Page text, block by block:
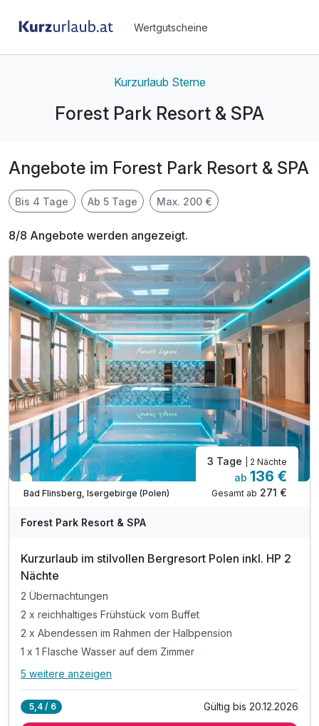
Wertgutscheine
Kurzurlaub Sterne
Forest Park Resort & SPA
Angebote im Forest Park Resort & SPA
Bis 4 Tage Ab 5 Tage Max. 200 €
8/8 Angebote werden angezeigt.
Teilweise ausgelastet
Bad Flinsberg, Isergebirge (Polen)
3 Tage | 2 Nächte
ab 136 €
Gesamt ab 271 €
Forest Park Resort & SPA
Kurzurlaub im stilvollen Bergresort Polen inkl. HP 2
Nächte
2 Übernachtungen
2 x reichhaltiges Frühstück vom Buffet
2 x Abendessen im Rahmen der Halbpension
1 x 1 Flasche Wasser auf dem Zimmer
Alle Inklusivleistungen
5 weitere anzeigen
5,4 / 6 Gültig bis 20.12.2026